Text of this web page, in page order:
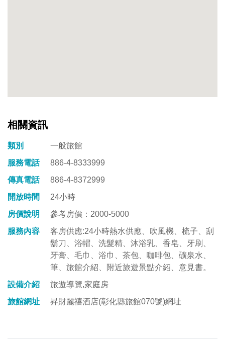
相關資訊
類別
一般旅館
服務電話
886-4-8333999
傳真電話
886-4-8372999
開放時間
24小時
房價說明
參考房價：2000-5000
服務內容
客房供應:24小時熱水供應、吹風機、梳子、刮
鬍刀、浴帽、洗髮精、沐浴乳、香皂、牙刷、
牙膏、毛巾、浴巾、茶包、咖啡包、礦泉水、
筆、旅館介紹、附近旅遊景點介紹、意見書。
設備介紹
旅遊導覽,家庭房
旅館網址
昇財麗禧酒店(彰化縣旅館070號)網址